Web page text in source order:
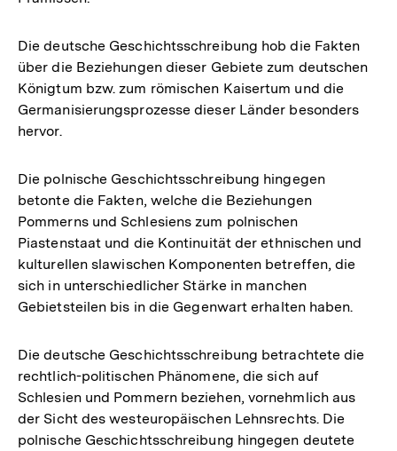
Die deutsche Geschichtsschreibung hob die Fakten
über die Beziehungen dieser Gebiete zum deutschen
Königtum bzw. zum römischen Kaisertum und die
Germanisierungsprozesse dieser Länder besonders
hervor.
Die polnische Geschichtsschreibung hingegen
betonte die Fakten, welche die Beziehungen
Pommerns und Schlesiens zum polnischen
Piastenstaat und die Kontinuität der ethnischen und
kulturellen slawischen Komponenten betreffen, die
sich in unterschiedlicher Stärke in manchen
Gebietsteilen bis in die Gegenwart erhalten haben.
Die deutsche Geschichtsschreibung betrachtete die
rechtlich-politischen Phänomene, die sich auf
Schlesien und Pommern beziehen, vornehmlich aus
der Sicht des westeuropäischen Lehnsrechts. Die
polnische Geschichtsschreibung hingegen deutete